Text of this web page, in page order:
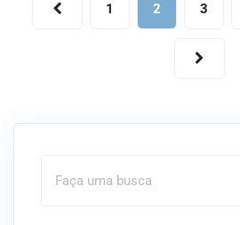
1 2 3